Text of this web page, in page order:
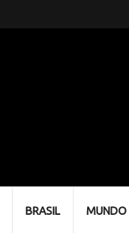
BRASIL MUNDO